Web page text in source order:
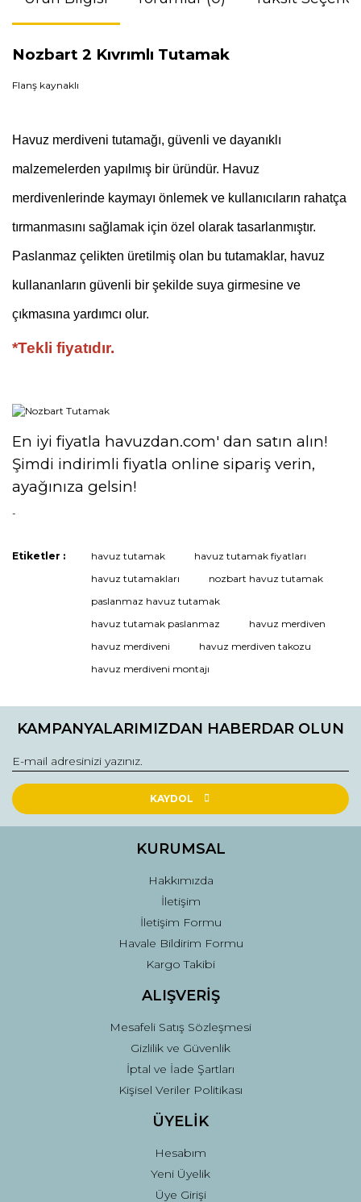
Nozbart 2 Kıvrımlı Tutamak
Flanş kaynaklı
Havuz merdiveni tutamağı, güvenli ve dayanıklı
malzemelerden yapılmış bir üründür. Havuz
merdivenlerinde kaymayı önlemek ve kullanıcıların rahatça
tırmanmasını sağlamak için özel olarak tasarlanmıştır.
Paslanmaz çelikten üretilmiş olan bu tutamaklar, havuz
kullananların güvenli bir şekilde suya girmesine ve
çıkmasına yardımcı olur.
*Tekli fiyatıdır.
En iyi fiyatla havuzdan.com' dan satın alın!
Şimdi indirimli fiyatla online sipariş verin,
ayağınıza gelsin!
-
Bu ürüne ilk yorumu siz yapın!
Yorum Yaz
Etiketler : havuz tutamak
havuz tutamak fiyatları
havuz tutamakları
nozbart havuz tutamak
paslanmaz havuz tutamak
havuz tutamak paslanmaz
havuz merdiven
havuz merdiveni
havuz merdiven takozu
havuz merdiveni montajı
KAMPANYALARIMIZDAN HABERDAR OLUN
KAYDOL
KURUMSAL
Hakkımızda
İletişim
İletişim Formu
Havale Bildirim Formu
Kargo Takibi
ALIŞVERİŞ
Mesafeli Satış Sözleşmesi
Gizlilik ve Güvenlik
İptal ve İade Şartları
Kişisel Veriler Politikası
ÜYELİK
Hesabım
Yeni Üyelik
Üye Girişi